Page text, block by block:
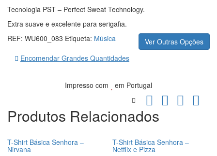
Tecnologia PST – Perfect Sweat Technology.
Extra suave e excelente para serigafia.
Ver Outras Opções
REF: WU600_083 Etiqueta: Música
Encomendar Grandes Quantidades
Impresso com em Portugal
Produtos Relacionados
T-Shirt Básica Senhora –
Nirvana
T-Shirt Básica Senhora –
Netflix e Pizza